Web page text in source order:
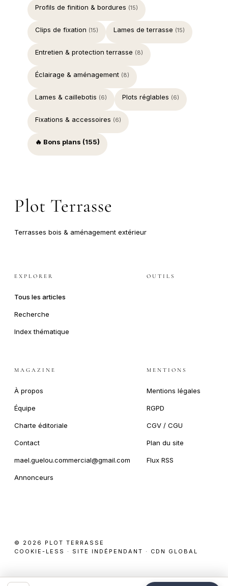
Profils de finition & bordures (15)
Clips de fixation (15) Lames de terrasse (15)
Entretien & protection terrasse (8)
Éclairage & aménagement (8)
Lames & caillebotis (6) Plots réglables (6)
Fixations & accessoires (6)
🔥 Bons plans (155)
Plot Terrasse
Terrasses bois & aménagement extérieur
EXPLORER
Tous les articles
Recherche
Index thématique
OUTILS
MAGAZINE
À propos
Équipe
Charte éditoriale
Contact
mael.guelou.commercial@gmail.com
Annonceurs
MENTIONS
Mentions légales
RGPD
CGV / CGU
Plan du site
Flux RSS
© 2026 PLOT TERRASSE
COOKIE-LESS · SITE INDÉPENDANT · CDN GLOBAL